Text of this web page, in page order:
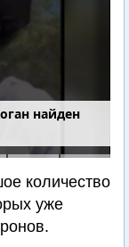
найден
количество
уже